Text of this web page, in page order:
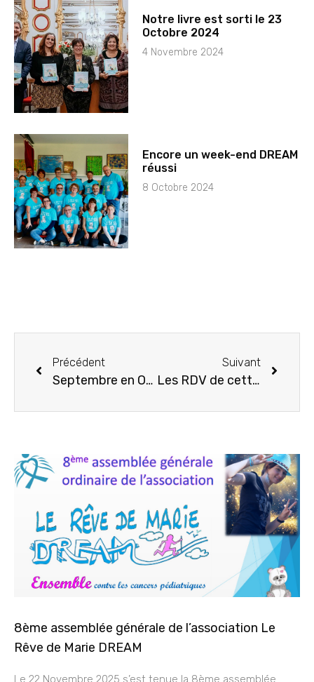
Notre livre est sorti le 23
Octobre 2024
4 Novembre 2024
Encore un week-end DREAM
réussi
8 Octobre 2024
Précédent
Septembre en OR 2024
Suivant
Les RDV de cette fin d’année
8ème assemblée générale de l’association Le
Rêve de Marie DREAM
Le 22 Novembre 2025 s’est tenue la 8ème assemblée